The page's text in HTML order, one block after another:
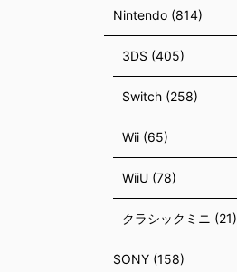
Nintendo (814)
3DS (405)
Switch (258)
Wii (65)
WiiU (78)
クラシックミニ (21)
SONY (158)